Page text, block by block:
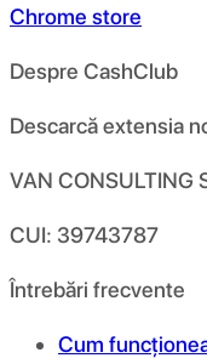
Chrome store
Despre CashClub
Descarcă extensia
VAN CONSULTING
CUI: 39743787
Întrebări frecvente
Cum